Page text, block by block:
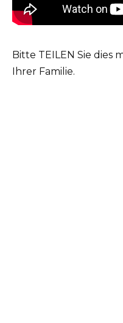
Bitte TEILEN Sie dies
Ihrer Familie.